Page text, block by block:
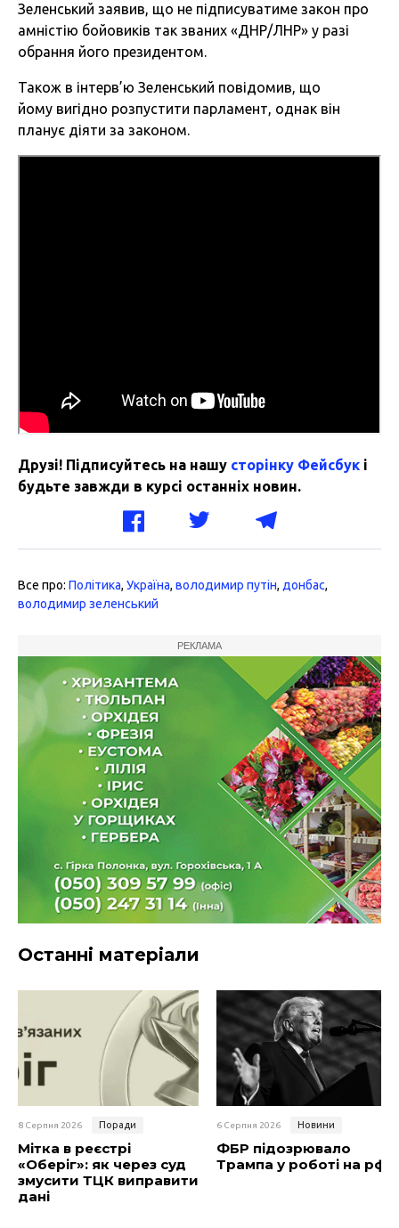
Зеленський заявив, що не підписуватиме закон про
амністію бойовиків так званих «ДНР/ЛНР» у разі
обрання його президентом.
Також в інтерв’ю Зеленський повідомив, що
йому вигідно розпустити парламент, однак він
планує діяти за законом.
Друзі! Підписуйтесь на нашу сторінку Фейсбук і
будьте завжди в курсі останніх новин.
Все про: Політика, Україна, володимир путін, донбас,
володимир зеленський
РЕКЛАМА
Останні матеріали
8 Серпня 2026 Поради
Мітка в реєстрі
«Оберіг»: як через суд
змусити ТЦК виправити
дані
6 Серпня 2026 Новини
ФБР підозрювало
Трампа у роботі на рф